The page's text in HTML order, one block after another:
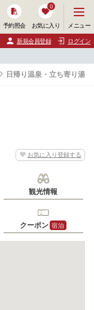
予約照会 お気に入り
0
ニ
ュ
ー
開
く
メニュー
新規会員登録 ログイン
日帰り温泉・立ち寄り湯
お気に入り登録する
観光情報
クーポン 宿泊